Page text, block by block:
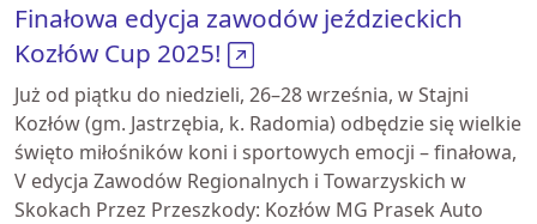
Finałowa edycja zawodów jeździeckich
Kozłów Cup 2025!
Już od piątku do niedzieli, 26–28 września, w Stajni
Kozłów (gm. Jastrzębia, k. Radomia) odbędzie się wielkie
święto miłośników koni i sportowych emocji – finałowa,
V edycja Zawodów Regionalnych i Towarzyskich w
Skokach Przez Przeszkody: Kozłów MG Prasek Auto